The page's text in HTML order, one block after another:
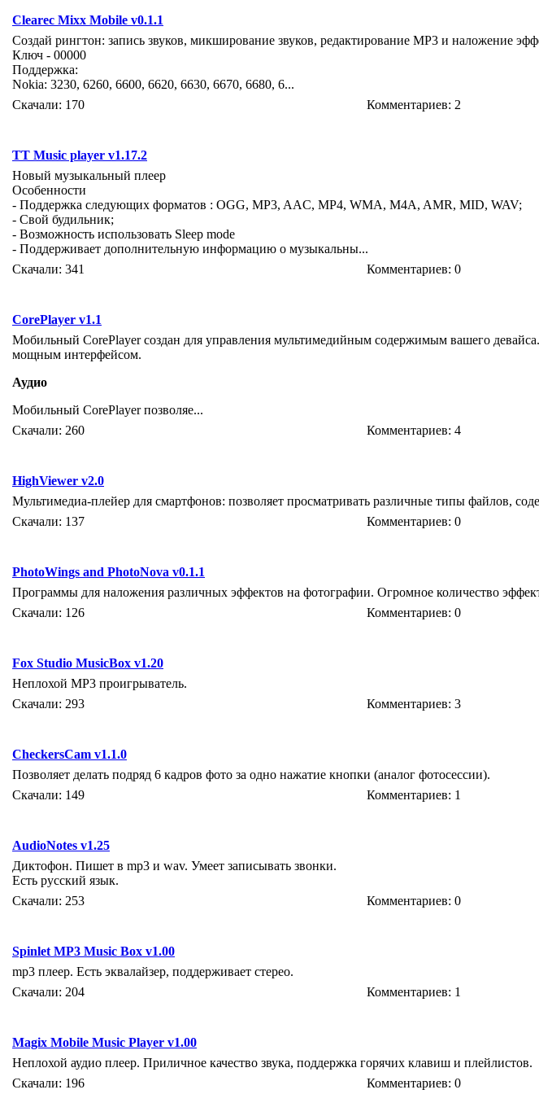
Clearec Mixx Mobile v0.1.1
Создай рингтон: запись звуков, микширование звуков, редактирование MP3 и наложение
Ключ - 00000
Поддержка:
Nokia: 3230, 6260, 6600, 6620, 6630, 6670, 6680, 6...
Скачали: 170
Комментариев: 2
TT Music player v1.17.2
Новый музыкальный плеер
Особенности
- Поддержка следующих форматов : OGG, MP3, AAC, MP4, WMA, M4A, AMR, MID, WAV;
- Свой будильник;
- Возможность использовать Sleep mode
- Поддерживает дополнительную информацию о музыкальны...
Скачали: 341
Комментариев: 0
CorePlayer v1.1
Мобильный CorePlayer создан для управления мультимедийным содержимым вашего
мощным интерфейсом.
Аудио
Мобильный CorePlayer позволяе...
Скачали: 260
Комментариев: 4
HighViewer v2.0
Мультимедиа-плейер для смартфонов: позволяет просматривать различные типы файлов,
Скачали: 137
Комментариев: 0
PhotoWings and PhotoNova v0.1.1
Программы для наложения различных эффектов на фотографии. Огромное количество
Скачали: 126
Комментариев: 0
Fox Studio MusicBox v1.20
Неплохой МР3 проигрыватель.
Скачали: 293
Комментариев: 3
CheckersCam v1.1.0
Позволяет делать подряд 6 кадров фото за одно нажатие кнопки (аналог фотосессии).
Скачали: 149
Комментариев: 1
AudioNotes v1.25
Диктофон. Пишет в mp3 и wav. Умеет записывать звонки.
Есть русский язык.
Скачали: 253
Комментариев: 0
Spinlet MP3 Music Box v1.00
mp3 плеер. Есть эквалайзер, поддерживает стерео.
Скачали: 204
Комментариев: 1
Magix Mobile Music Player v1.00
Неплохой аудио плеер. Приличное качество звука, поддержка горячих клавиш и плейлистов.
Скачали: 196
Комментариев: 0